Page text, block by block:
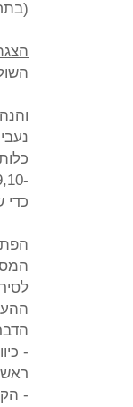
-1,2,3,4,5,6,7,8,9,10. והחידה היא- איך צריך לסדר את הקלפים מראש
המסודרת
-
- הקלף